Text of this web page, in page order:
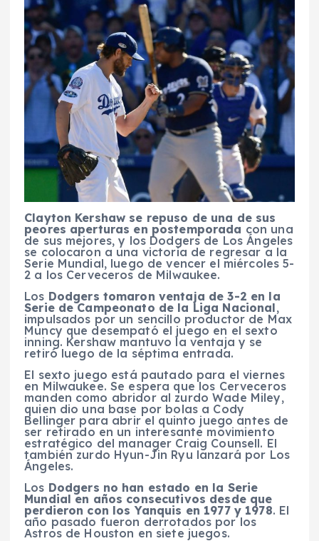
Clayton Kershaw se repuso de una de sus
peores aperturas en postemporada con una
de sus mejores, y los Dodgers de Los Ángeles
se colocaron a una victoria de regresar a la
Serie Mundial, luego de vencer el miércoles 5-
2 a los Cerveceros de Milwaukee.
Los Dodgers tomaron ventaja de 3-2 en la
Serie de Campeonato de la Liga Nacional,
impulsados por un sencillo productor de Max
Muncy que desempató el juego en el sexto
inning. Kershaw mantuvo la ventaja y se
retiró luego de la séptima entrada.
El sexto juego está pautado para el viernes
en Milwaukee. Se espera que los Cerveceros
manden como abridor al zurdo Wade Miley,
quien dio una base por bolas a Cody
Bellinger para abrir el quinto juego antes de
ser retirado en un interesante movimiento
estratégico del manager Craig Counsell. El
también zurdo Hyun-Jin Ryu lanzará por Los
Ángeles.
Los Dodgers no han estado en la Serie
Mundial en años consecutivos desde que
perdieron con los Yanquis en 1977 y 1978. El
año pasado fueron derrotados por los
Astros de Houston en siete juegos.